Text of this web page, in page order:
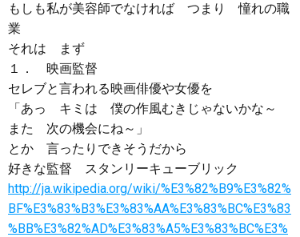
もしも私が美容師でなければ つまり 憧れの職
業
それは まず
１． 映画監督
セレブと言われる映画俳優や女優を
「あっ キミは 僕の作風むきじゃないかな～
また 次の機会にね～」
とか 言ったりできそうだから
好きな監督 スタンリーキューブリック
http://ja.wikipedia.org/wiki/%E3%82%B9%E3%82%
BF%E3%83%B3%E3%83%AA%E3%83%BC%E3%83
%BB%E3%82%AD%E3%83%A5%E3%83%BC%E3%